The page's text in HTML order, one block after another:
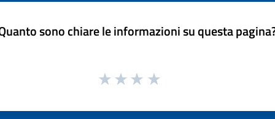
sono chiare le informazioni su questa